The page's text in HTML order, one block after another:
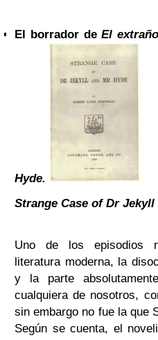
El borrador deEl
Hyde.
Strange Case of Dr Jekyll
Uno de los episodios
literatura moderna, la
y la parte
cualquiera de nosotros,
sin embargo no fue la que
Según se cuenta, el